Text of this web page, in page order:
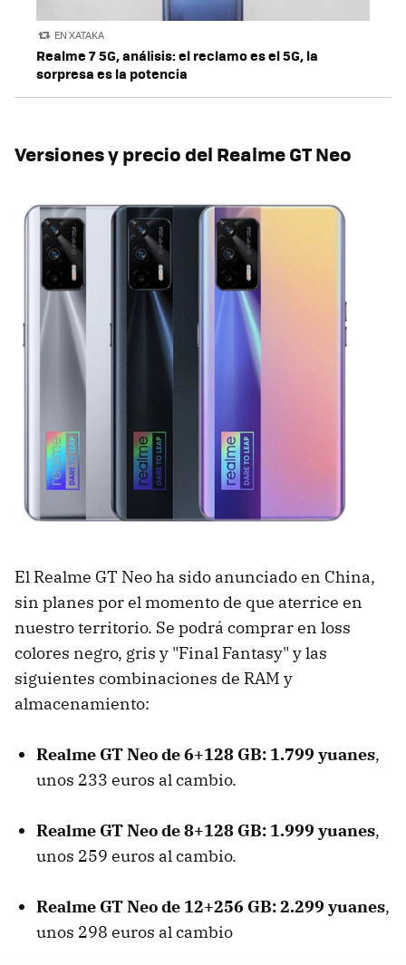
EN XATAKA
Realme 7 5G, análisis: el reclamo es el 5G, la
sorpresa es la potencia
Versiones y precio del Realme GT Neo
El Realme GT Neo ha sido anunciado en China,
sin planes por el momento de que aterrice en
nuestro territorio. Se podrá comprar en loss
colores negro, gris y "Final Fantasy" y las
siguientes combinaciones de RAM y
almacenamiento:
Realme GT Neo de 6+128 GB: 1.799 yuanes,
unos 233 euros al cambio.
Realme GT Neo de 8+128 GB: 1.999 yuanes,
unos 259 euros al cambio.
Realme GT Neo de 12+256 GB: 2.299 yuanes,
unos 298 euros al cambio